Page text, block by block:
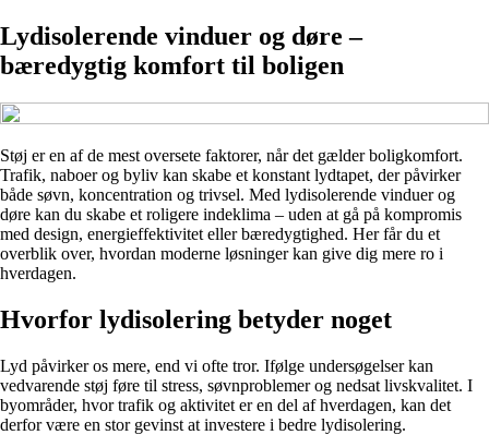
Lydisolerende vinduer og døre –
bæredygtig komfort til boligen
Støj er en af de mest oversete faktorer, når det gælder boligkomfort.
Trafik, naboer og byliv kan skabe et konstant lydtapet, der påvirker
både søvn, koncentration og trivsel. Med lydisolerende vinduer og
døre kan du skabe et roligere indeklima – uden at gå på kompromis
med design, energieffektivitet eller bæredygtighed. Her får du et
overblik over, hvordan moderne løsninger kan give dig mere ro i
hverdagen.
Hvorfor lydisolering betyder noget
Lyd påvirker os mere, end vi ofte tror. Ifølge undersøgelser kan
vedvarende støj føre til stress, søvnproblemer og nedsat livskvalitet. I
byområder, hvor trafik og aktivitet er en del af hverdagen, kan det
derfor være en stor gevinst at investere i bedre lydisolering.